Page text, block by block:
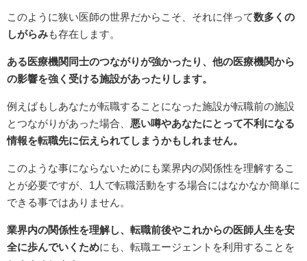
このように狭い医師の世界だからこそ、それに伴って数多くの
しがらみ も存在します。
ある医療機関同士のつながりが強かったり、他の医療機関から
の影響を強く受ける施設があったりします。
例えばもしあなたが転職することになった施設が転職前の施設
とつながりがあった場合、 悪い噂やあなたにとって不利になる
情報を転職先に伝えられてしまうかもしれません。
このような事にならないためにも業界内の関係性を理解するこ
とが必要ですが、1人で転職活動をする場合にはなかなか簡単に
できる事ではありません。
業界内の関係性を理解し、転職前後やこれからの医師人生を安
全に歩んでいくためにも、転職エージェントを利用することを